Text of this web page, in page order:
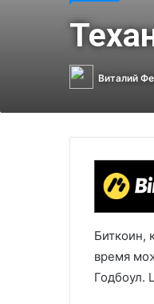
Виталий
Биткоин,
время
Годбоул.